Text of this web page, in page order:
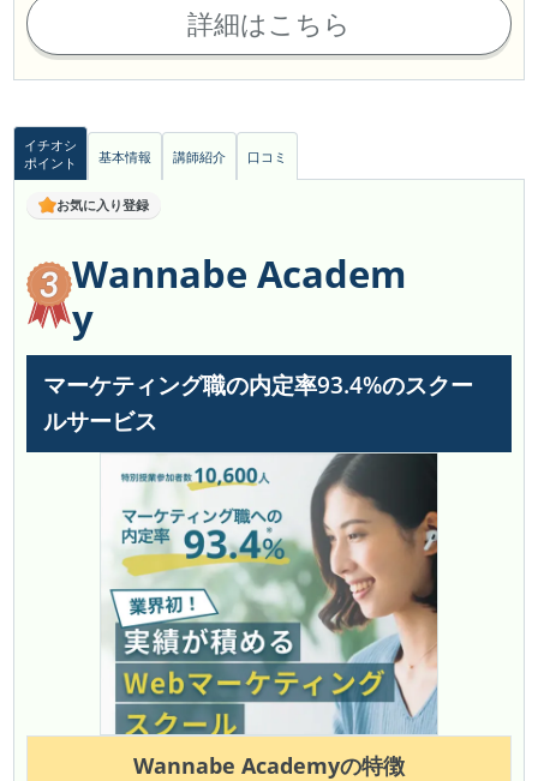
詳細はこちら
イチオシ
ポイント
基本情報 講師紹介 口コミ
お気に入り登録
Wannabe Academ
y
マーケティング職の内定率93.4%のスクー
ルサービス
Wannabe Academyの特徴